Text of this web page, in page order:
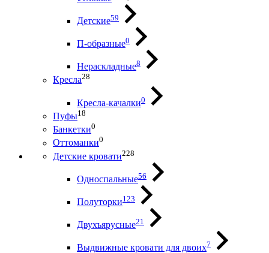
Детские59
П-образные0
Нераскладные8
Кресла28
Кресла-качалки0
Пуфы18
Банкетки0
Оттоманки0
Детские кровати228
Односпальные56
Полуторки123
Двухъярусные21
Выдвижные кровати для двоих7